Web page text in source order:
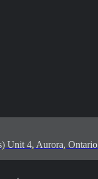
Unit 4, Aurora,